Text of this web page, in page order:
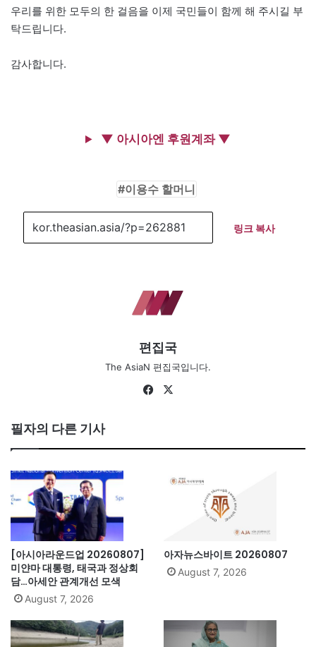
우리를 위한 모두의 한 걸음을 이제 국민들이 함께 해 주시길 부
탁드립니다.
감사합니다.
▼ 아시아엔 후원계좌 ▼
이용수 할머니
링크 복사
편집국
The AsiaN 편집국입니다.
Fa
필자의 다른 기사
[아시아라운드업 20260807]
미얀마 대통령, 태국과 정상회
담…아세안 관계개선 모색
August 7, 2026
아자뉴스바이트 20260807
August 7, 2026